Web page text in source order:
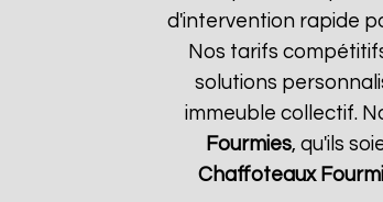
d'intervention rapide
Nos tarifs
solutions
immeuble collectif.
Fourmies, qu'ils
Chaffoteaux